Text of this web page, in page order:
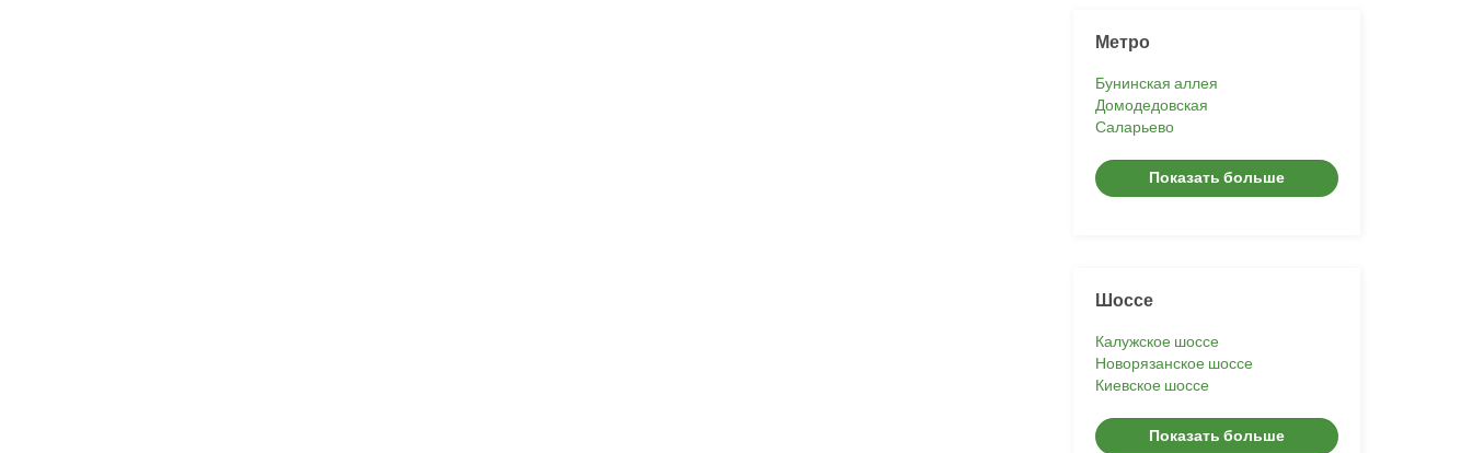
Метро
Бунинская аллея
Домодедовская
Саларьево
Показать больше
Шоссе
Калужское шоссе
Новорязанское шоссе
Киевское шоссе
Показать больше